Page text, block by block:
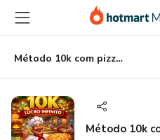
para
conteúdo
principal
para
pagamento
para
rodapé
Método 10k com pizzaria Delivery
Método 10k